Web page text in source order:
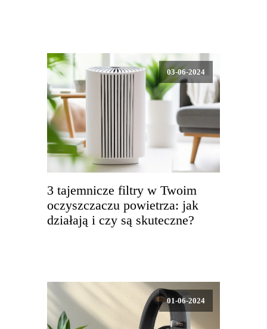
03-06-2024
3 tajemnicze filtry w Twoim
oczyszczaczu powietrza: jak
działają i czy są skuteczne?
01-06-2024